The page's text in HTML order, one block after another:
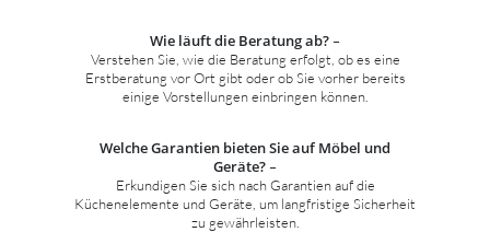
Wie läuft die Beratung ab? –
Verstehen Sie, wie die Beratung erfolgt, ob es eine
Erstberatung vor Ort gibt oder ob Sie vorher bereits
einige Vorstellungen einbringen können.
Welche Garantien bieten Sie auf Möbel und
Geräte? –
Erkundigen Sie sich nach Garantien auf die
Küchenelemente und Geräte, um langfristige Sicherheit
zu gewährleisten.